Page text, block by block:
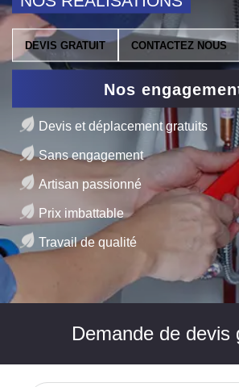
DEVIS GRATUIT CONTACTEZ NOUS
Nos
Devis et déplacement gratuits
Sans engagement
Artisan passionné
Prix imbattable
Travail de qualité
Demande de devis